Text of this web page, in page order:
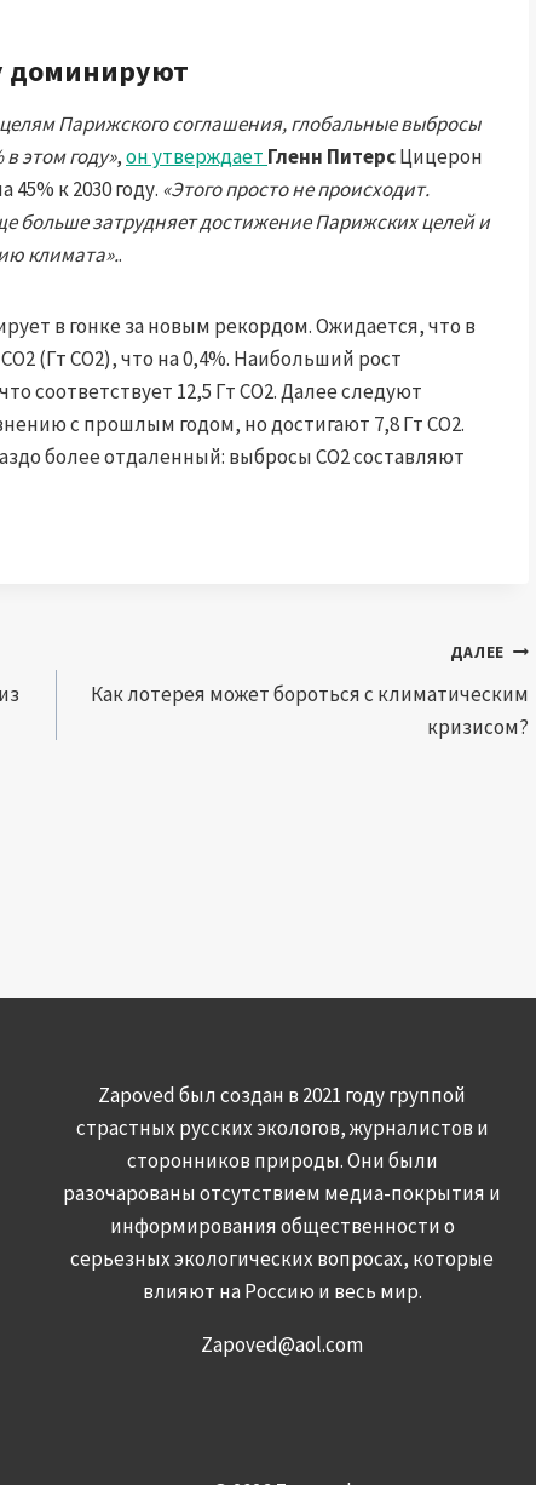
доминируют
Парижского соглашения, глобальные выбросы
этом году»,он утверждает Гленн ПитерсЦицерон
к 2030 году. «Этого просто не происходит.
больше затрудняет достижение Парижских целей и
климата»..
в гонке за новым рекордом. Ожидается, что в
(Гт CO2), что на 0,4%. Наибольший рост
соответствует 12,5 Гт CO2. Далее следуют
с прошлым годом, но достигают 7,8 Гт CO2.
более отдаленный: выбросы CO2 составляют
ДАЛЕЕ
Как лотерея может бороться с климатическим
кризисом?
Zapoved был создан в 2021 году группой
страстных русских экологов, журналистов и
сторонников природы. Они были
разочарованы отсутствием медиа-покрытия и
информирования общественности о
серьезных экологических вопросах, которые
влияют на Россию и весь мир.
Zapoved@aol.com